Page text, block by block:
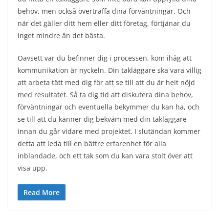
behov, men också överträffa dina förväntningar. Och
när det gäller ditt hem eller ditt företag, förtjänar du
inget mindre än det bästa.
Oavsett var du befinner dig i processen, kom ihåg att
kommunikation är nyckeln. Din takläggare ska vara villig
att arbeta tätt med dig för att se till att du är helt nöjd
med resultatet. Så ta dig tid att diskutera dina behov,
förväntningar och eventuella bekymmer du kan ha, och
se till att du känner dig bekväm med din takläggare
innan du går vidare med projektet. I slutändan kommer
detta att leda till en bättre erfarenhet för alla
inblandade, och ett tak som du kan vara stolt över att
visa upp.
Read More